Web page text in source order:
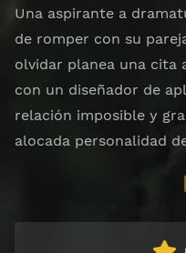
Una aspirante a
de romper con su
olvidar planea una cita
con un diseñador de
relación imposible y
alocada personalidad